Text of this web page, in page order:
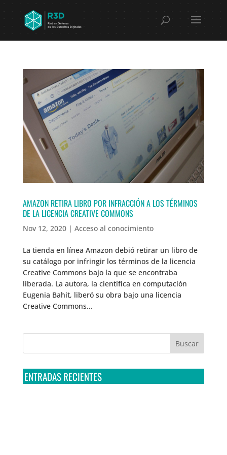
AMAZON RETIRA LIBRO POR INFRACCIÓN A LOS TÉRMINOS
DE LA LICENCIA CREATIVE COMMONS
Nov 12, 2020| Acceso al conocimiento
La tienda en línea Amazon debió retirar un libro de
su catálogo por infringir los términos de la licencia
Creative Commons bajo la que se encontraba
liberada. La autora, la científica en computación
Eugenia Bahit, liberó su obra bajo una licencia
Creative Commons...
ENTRADAS RECIENTES